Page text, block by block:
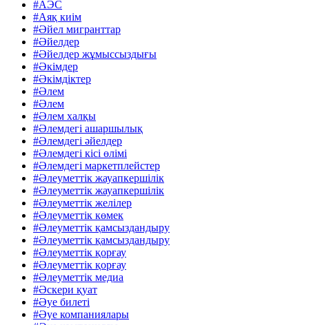
#АЭС
#Аяқ киім
#Әйел мигранттар
#Әйелдер
#Әйелдер жұмыссыздығы
#Әкімдер
#Әкімдіктер
#Әлем
#Әлем
#Әлем халқы
#Әлемдегі ашаршылық
#Әлемдегі әйелдер
#Әлемдегі кісі өлімі
#Әлемдегі маркетплейстер
#Әлеуметтік жауапкершілік
#Әлеуметтік жауапкершілік
#Әлеуметтік желілер
#Әлеуметтік көмек
#Әлеуметтік қамсыздандыру
#Әлеуметтік қамсыздандыру
#Әлеуметтік қорғау
#Әлеуметтік қорғау
#Әлеуметтік медиа
#Әскери қуат
#Әуе билеті
#Әуе компаниялары